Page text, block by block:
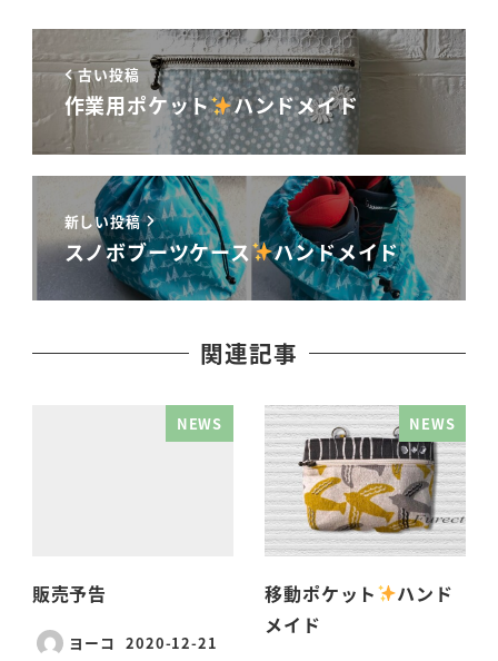
古い投稿
作業用ポケット ハンドメイド
新しい投稿
スノボブーツケース ハンドメイド
関連記事
NEWS
販売予告
ヨーコ 2020-12-21
NEWS
移動ポケット
ハンド
メイド